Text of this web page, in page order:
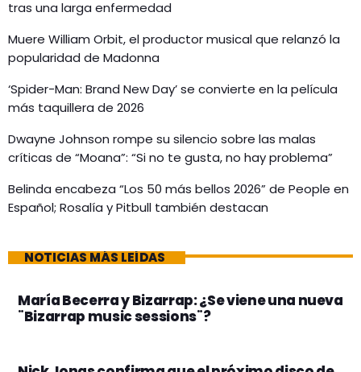
tras una larga enfermedad
Muere William Orbit, el productor musical que relanzó la
popularidad de Madonna
‘Spider-Man: Brand New Day’ se convierte en la película
más taquillera de 2026
Dwayne Johnson rompe su silencio sobre las malas
críticas de “Moana”: “Si no te gusta, no hay problema”
Belinda encabeza “Los 50 más bellos 2026” de People en
Español; Rosalía y Pitbull también destacan
NOTICIAS MÁS LEÍDAS
María Becerra y Bizarrap: ¿Se viene una nueva
¨Bizarrap music sessions¨?